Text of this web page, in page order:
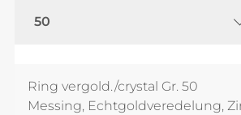
Ring vergold./crystal Gr. 50
Messing, Echtgoldveredelung,